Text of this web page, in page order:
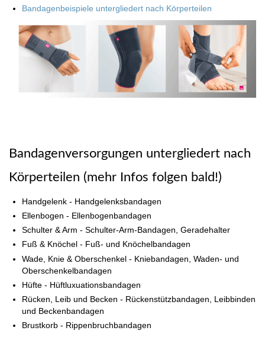
Bandagenbeispiele untergliedert nach Körperteilen
Bandagenversorgungen untergliedert nach
Körperteilen (mehr Infos folgen bald!)
Handgelenk - Handgelenksbandagen
Ellenbogen - Ellenbogenbandagen
Schulter & Arm - Schulter-Arm-Bandagen, Geradehalter
Fuß & Knöchel - Fuß- und Knöchelbandagen
Wade, Knie & Oberschenkel - Kniebandagen, Waden- und
Oberschenkelbandagen
Hüfte - Hüftluxuationsbandagen
Rücken, Leib und Becken - Rückenstützbandagen, Leibbinden
und Beckenbandagen
Brustkorb - Rippenbruchbandagen